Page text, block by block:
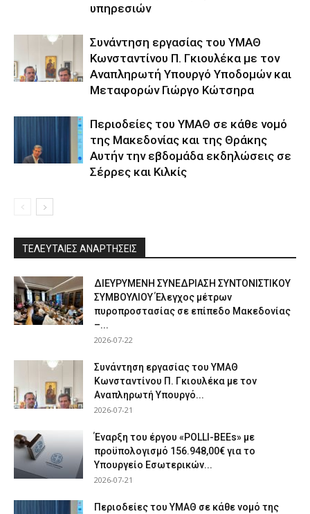
υπηρεσιών
Συνάντηση εργασίας του ΥΜΑΘ
Κωνσταντίνου Π. Γκιουλέκα με τον
Αναπληρωτή Υπουργό Υποδομών και
Μεταφορών Γιώργο Κώτσηρα
Περιοδείες του ΥΜΑΘ σε κάθε νομό
της Μακεδονίας και της Θράκης
Αυτήν την εβδομάδα εκδηλώσεις σε
Σέρρες και Κιλκίς
ΤΕΛΕΥΤΑΙΕΣ ΑΝΑΡΤΗΣΕΙΣ
ΔΙΕΥΡΥΜΕΝΗ ΣΥΝΕΔΡΙΑΣΗ ΣΥΝΤΟΝΙΣΤΙΚΟΥ
ΣΥΜΒΟΥΛΙΟΥ Έλεγχος μέτρων
πυροπροστασίας σε επίπεδο Μακεδονίας
–...
2026-07-22
Συνάντηση εργασίας του ΥΜΑΘ
Κωνσταντίνου Π. Γκιουλέκα με τον
Αναπληρωτή Υπουργό...
2026-07-21
Έναρξη του έργου «POLLI-BEEs» με
προϋπολογισμό 156.948,00€ για το
Υπουργείο Εσωτερικών...
2026-07-21
Περιοδείες του ΥΜΑΘ σε κάθε νομό της